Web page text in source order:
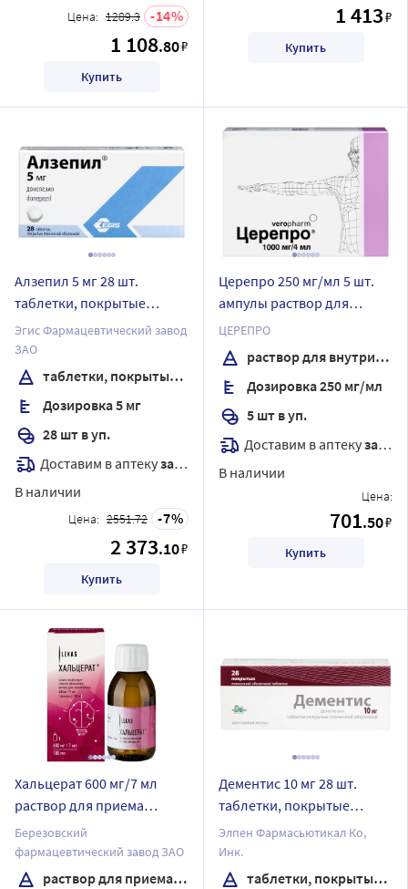
Цена: 1289.3 14
1 108.80₽
Купить
1 413₽
Купить
Алзепил 5 мг 28 шт.
таблетки, покрытые
пленочной оболочкой
Эгис Фармацевтический завод
ЗАО
таблетки, покрытые пленочной оболочкой
Дозировка 5 мг
28 шт в уп.
Доставим в аптекузавтра
В наличии
Цена: 2551.72 7
2 373.10₽
Купить
Церепро 250 мг/мл 5 шт.
ампулы раствор для
внутривенного и
внутримышечного
введения 4 мл
ЦЕРЕПРО
раствор для внутривенного и внутримышечного введения
Дозировка 250 мг/мл
5 шт в уп.
Доставим в аптекузавтра
В наличии
Цена:
701.50₽
Купить
Хальцерат 600 мг/7 мл
раствор для приема
внутрь 100 мл флакон
Березовский
фармацевтический завод ЗАО
раствор для приема внутрь
Дементис 10 мг 28 шт.
таблетки, покрытые
пленочной оболочкой
Элпен Фармасьютикал Ко,
Инк.
таблетки, покрытые пленочной оболочкой